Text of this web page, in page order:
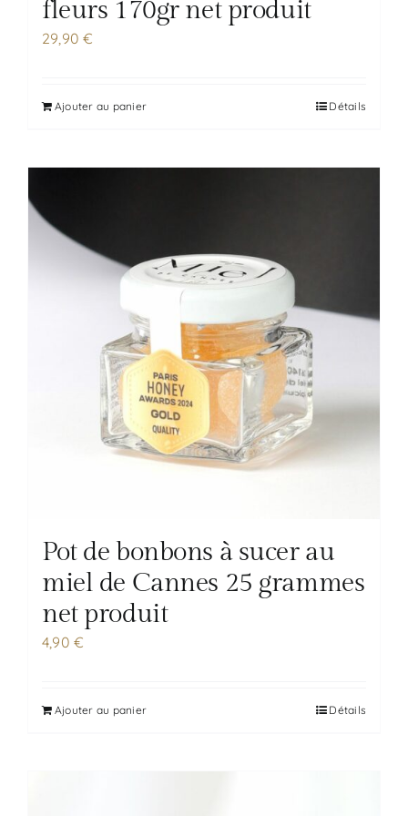
fleurs 170gr net produit
29,90€
Ajouter au panier Détails
Pot de bonbons à sucer au
miel de Cannes 25 grammes
net produit
4,90€
Ajouter au panier Détails